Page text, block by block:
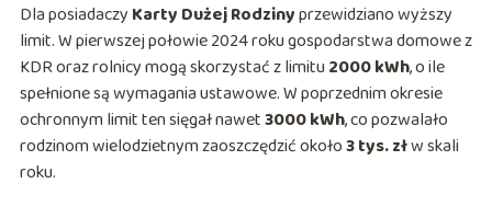
Dla posiadaczy Karty Dużej Rodzinyprzewidziano wyższy
limit. W pierwszej połowie 2024 roku gospodarstwa domowe z
KDR oraz rolnicy mogą skorzystać z limitu2000 kWh, o ile
spełnione są wymagania ustawowe. W poprzednim okresie
ochronnym limit ten sięgał nawet3000 kWh, co pozwalało
rodzinom wielodzietnym zaoszczędzić około3 tys. złw skali
roku.